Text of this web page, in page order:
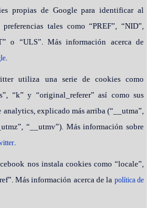
propias de Google para identificar al
tales como “PREF”, “NID”,
o “ULS”. Más información acerca de
.
utiliza una serie de cookies como
“k” y “original_referer” así como sus
explicado más arriba (“__utma”,
“__utmv”). Más información sobre
.
nos instala cookies como “locale”,
Más información acerca de la política de